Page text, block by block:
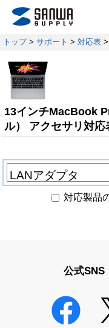
トップ> サポート > 対応表
13インチMacBook
ル） アクセサリ対応
対応製品
公式SNS